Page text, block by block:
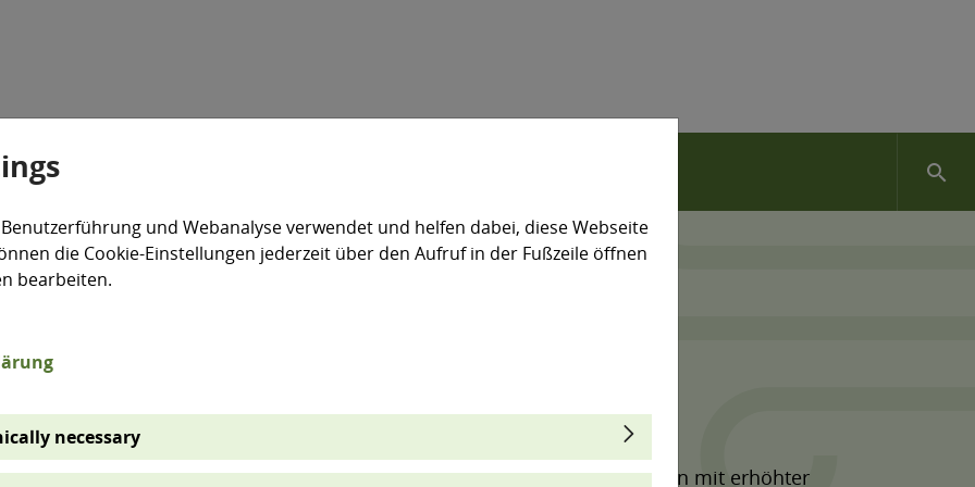
Veranstaltungen search
Wasser Eisbedeckung der Rappbodetalsperre
(B7)
in Sachsen-Anhalt, welchen in den vergangenen Jahrzehnten mit erhöhter
und Webanalyse verwendet und helfen dabei, diese Webseite
die Cookie-Einstellungen jederzeit über den Aufruf in der Fußzeile öffnen
bearbeiten.
necessary